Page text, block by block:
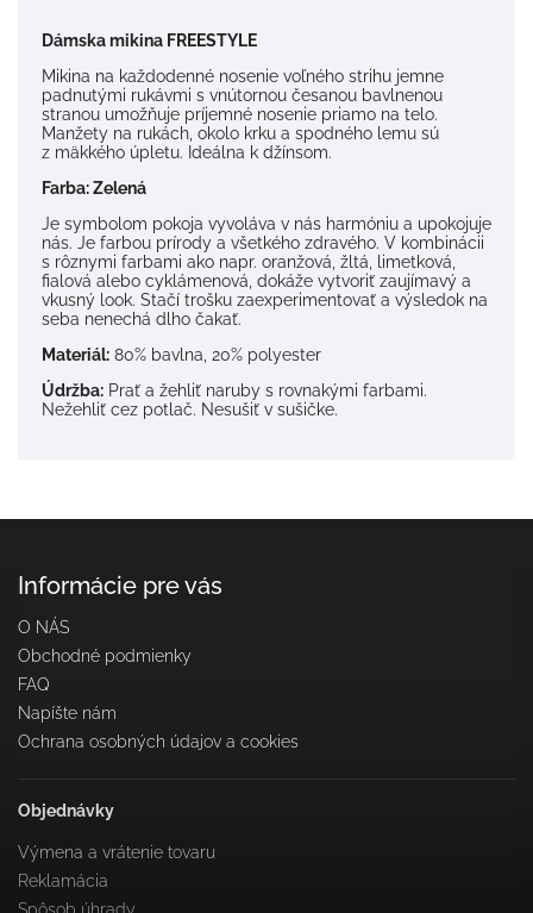
Dámska mikina FREESTYLE
Mikina na každodenné nosenie voľného strihu jemne
padnutými rukávmi s vnútornou česanou bavlnenou
stranou umožňuje príjemné nosenie priamo na telo.
Manžety na rukách, okolo krku a spodného lemu sú
z mäkkého úpletu. Ideálna k džínsom.
Farba: Zelená
Je symbolom pokoja vyvoláva v nás harmóniu a upokojuje
nás. Je farbou prírody a všetkého zdravého. V kombinácii
s rôznymi farbami ako napr. oranžová, žltá, limetková,
fialová alebo cyklámenová, dokáže vytvoriť zaujímavý a
vkusný look. Stačí trošku zaexperimentovať a výsledok na
seba nenechá dlho čakať.
Materiál: 80% bavlna, 20% polyester
Údržba: Prať a žehliť naruby s rovnakými farbami.
Nežehliť cez potlač. Nesušiť v sušičke.
Informácie pre vás
O NÁS
Obchodné podmienky
FAQ
Napíšte nám
Ochrana osobných údajov a cookies
Objednávky
Výmena a vrátenie tovaru
Reklamácia